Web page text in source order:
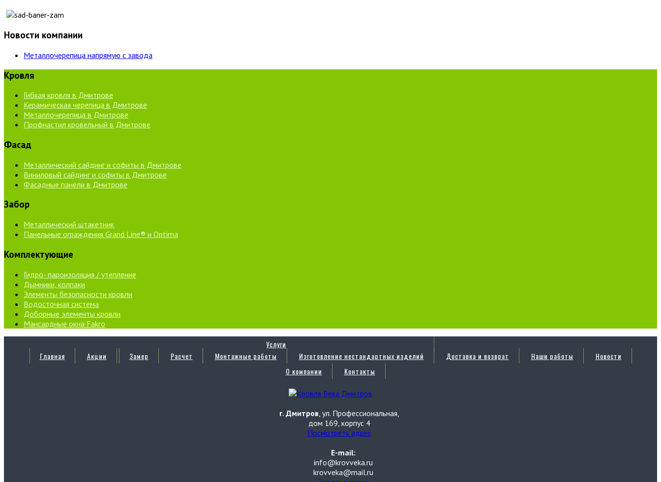
Новости компании
Металлочерепица напрямую с завода
Кровля
Гибкая кровля в Дмитрове
Керамическая черепица в Дмитрове
Металлочерепица в Дмитрове
Профнастил кровельный в Дмитрове
Фасад
Металлический сайдинг и софиты в Дмитрове
Виниловый сайдинг и софиты в Дмитрове
Фасадные панели в Дмитрове
Забор
Металлический штакетник
Панельные ограждения Grand Line® и Optima
Комплектующие
Гидро- пароизоляция / утепление
Дымники, колпаки
Элементы безопасности кровли
Водосточная система
Доборные элементы кровли
Мансардные окна Fakro
Главная Акции
Услуги
Замер
Расчет Монтажные работы Изготовление нестандартных изделий Доставка и возврат Наши работы
Новости
О компании
Контакты
г. Дмитров , ул. Профессиональная,
дом 169, корпус 4
Посмотреть адрес
E-mail:
info@krovveka.ru
krovveka@mail.ru